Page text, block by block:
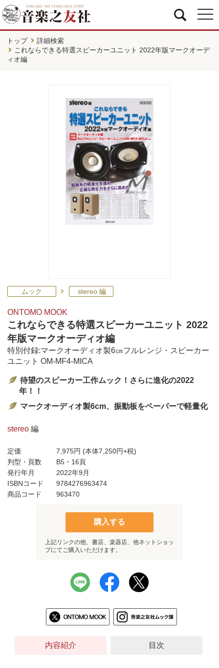
トップ
詳細検索
これならできる特選スピーカーユニット 2022年版マークオーデ
ィオ編
ムック stereo 編
ONTOMO MOOK
これならできる特選スピーカーユニット 2022
年版マークオーディオ編
特別付録:マークオーディオ製6㎝フルレンジ・スピーカー
ユニット OM-MF4-MICA
待望のスピーカー工作ムック！さらに進化の2022
年！！
マークオーディオ製6cm、振動板をペーパーで軽量化
stereo 編
定価 7,975円 (本体7,250円+税)
判型・頁数
B5・16頁
発行年月
2022年9月
ISBNコード
9784276963474
商品コード
963470
購入する
上記リンクの他、書店、楽器店、他ネットショッ
プにてご購入いただけます。
内容紹介 目次